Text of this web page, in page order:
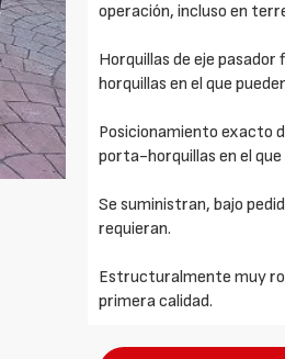
operación, incluso en
Horquillas de eje
horquillas en el que
Posicionamiento exacto
porta-horquillas en el que
Se suministran, bajo
requieran.
Estructuralmente muy
primera calidad.